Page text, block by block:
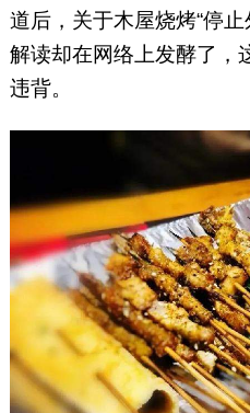
道后，关于木屋烧烤“停止
解读却在网络上发酵了，
违背。